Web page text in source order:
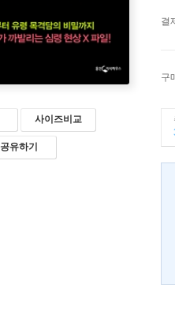
사이즈비교
공유하기
결
구